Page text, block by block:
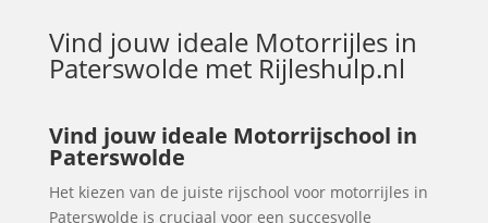
Vind jouw ideale Motorrijles in
Paterswoldemet Rijleshulp.nl
Vind jouw ideale Motorrijschool in
Paterswolde
Het kiezen van de juiste rijschool voor motorrijles in
Paterswolde is cruciaal voor een succesvolle